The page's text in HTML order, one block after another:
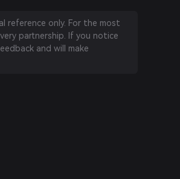
reference only. For the most
partnership. If you notice
and will make